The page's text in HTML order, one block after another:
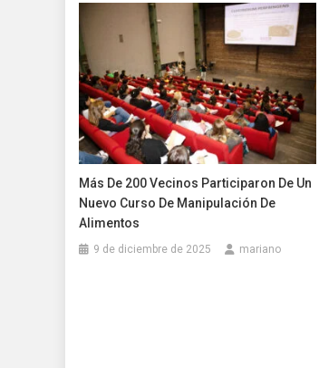
Más De 200 Vecinos Participaron De Un
Nuevo Curso De Manipulación De
Alimentos
9 de diciembre de 2025 mariano